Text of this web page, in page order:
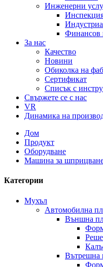
Инженерни
Финансов
За нас
Качество
Новини
Обиколка на
Сертификат
Списък с
Свържете се с нас
VR
Динамика на
Дом
Продукт
Оборудване
Машина за
Категории
Мухъл
Автомобилна
Външна
Вътрешна